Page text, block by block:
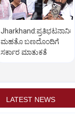
Jharkhand:ಪ್ರತಿಭಟನಾನಿರತ
ಮಹತೊ ಬಣದೊಂದಿಗೆ
ಸರ್ಕಾರ ಮಾತುಕತೆ
LATEST NEWS